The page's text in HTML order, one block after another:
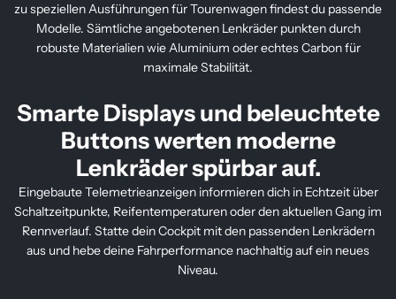
zu speziellen Ausführungen für Tourenwagen findest du passende
Modelle. Sämtliche angebotenen Lenkräder punkten durch
robuste Materialien wie Aluminium oder echtes Carbon für
maximale Stabilität.
Smarte Displays und beleuchtete
Buttons werten moderne
Lenkräder spürbar auf.
Eingebaute Telemetrieanzeigen informieren dich in Echtzeit über
Schaltzeitpunkte, Reifentemperaturen oder den aktuellen Gang im
Rennverlauf. Statte dein Cockpit mit den passenden Lenkrädern
aus und hebe deine Fahrperformance nachhaltig auf ein neues
Niveau.